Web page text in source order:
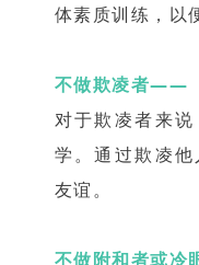
体素质训练，以
不做欺凌者——
对于欺凌者来
学。通过欺凌
友谊。
不做附和者或